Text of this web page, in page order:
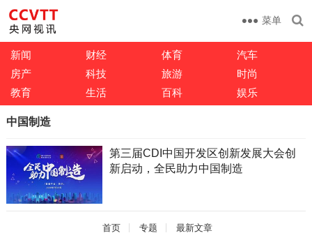
菜单
新闻 财经 体育
汽车
房产
科技 旅游
时尚
教育
生活 百科 娱乐
中国制造
第三届CDI中国开发区创新发展大会创
新启动，全民助力中国制造
首页 专题 最新文章